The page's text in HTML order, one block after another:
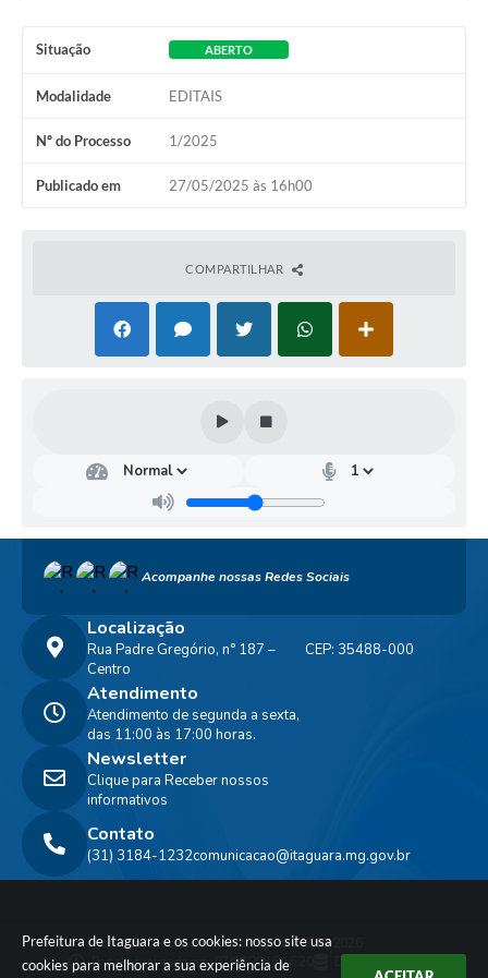
Prefeitura de Itaguara e os cookies: nosso site usa
cookies para melhorar a sua experiência de
Situação ABERTO
Modalidade EDITAIS
Nº do Processo 1/2025
Publicado em 27/05/2025 às 16h00
COMPARTILHAR
Acompanhe nossas Redes Sociais
Localização
Rua Padre Gregório, n° 187 –
Centro
CEP: 35488-000
Contato
(31) 3184-1232comunicacao@itaguara.mg.gov.br
Atendimento
Atendimento de segunda a sexta,
das 11:00 às 17:00 horas.
Newsletter
Clique para Receber nossos
informativos
Versão do Sistema:3.5.3 - 19/06/2026
Portal atualizado em:07/08/2026 16:20 Dados Abertos